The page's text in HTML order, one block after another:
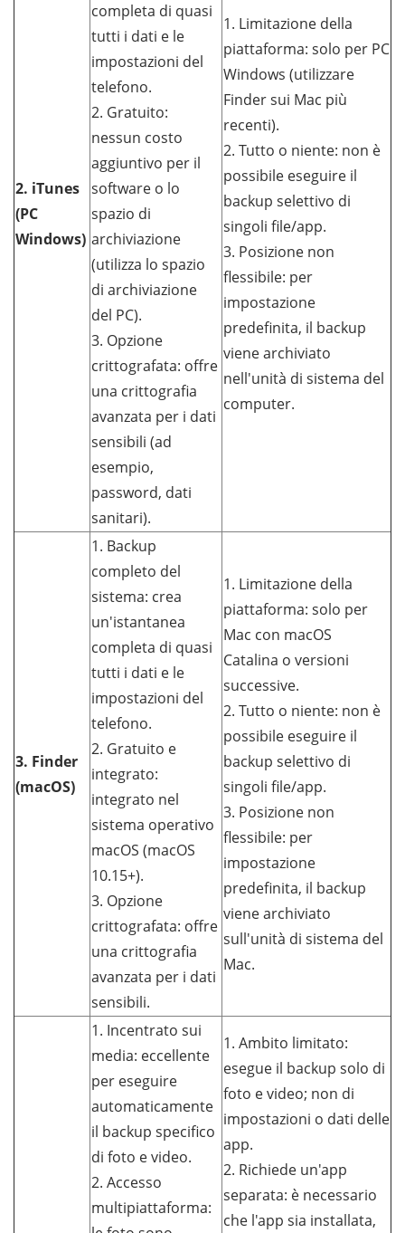
2. iTunes
(PC
Windows)
completa di quasi
tutti i dati e le
impostazioni del
telefono.
2. Gratuito:
nessun costo
aggiuntivo per il
software o lo
spazio di
archiviazione
(utilizza lo spazio
di archiviazione
del PC).
3. Opzione
crittografata: offre
una crittografia
avanzata per i dati
sensibili (ad
esempio,
password, dati
sanitari).
1. Limitazione della
piattaforma: solo per PC
Windows (utilizzare
Finder sui Mac più
recenti).
2. Tutto o niente: non è
possibile eseguire il
backup selettivo di
singoli file/app.
3. Posizione non
flessibile: per
impostazione
predefinita, il backup
viene archiviato
nell'unità di sistema del
computer.
3. Finder
(macOS)
1. Backup
completo del
sistema: crea
un'istantanea
completa di quasi
tutti i dati e le
impostazioni del
telefono.
2. Gratuito e
integrato:
integrato nel
sistema operativo
macOS (macOS
10.15+).
3. Opzione
crittografata: offre
una crittografia
avanzata per i dati
sensibili.
1. Limitazione della
piattaforma: solo per
Mac con macOS
Catalina o versioni
successive.
2. Tutto o niente: non è
possibile eseguire il
backup selettivo di
singoli file/app.
3. Posizione non
flessibile: per
impostazione
predefinita, il backup
viene archiviato
sull'unità di sistema del
Mac.
1. Incentrato sui
media: eccellente
per eseguire
automaticamente
il backup specifico
di foto e video.
2. Accesso
multipiattaforma:
1. Ambito limitato:
esegue il backup solo di
foto e video; non di
impostazioni o dati delle
app.
2. Richiede un'app
separata: è necessario
che l'app sia installata,